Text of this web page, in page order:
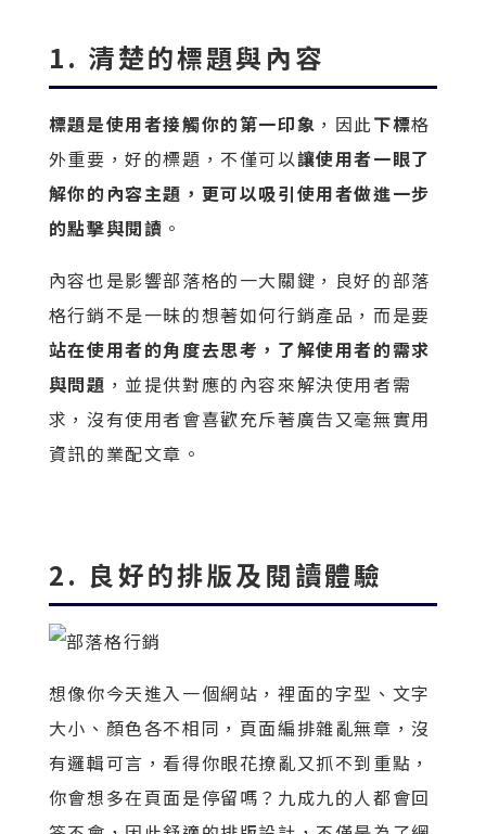
1. 清楚的標題與內容
標題是使用者接觸你的第一印象 ，因此下標格
外重要，好的標題，不僅可以讓使用者一眼了
解你的內容主題，更可以吸引使用者做進一步
的點擊與閱讀 。
內容也是影響部落格的一大關鍵，良好的部落
格行銷不是一昧的想著如何行銷產品，而是要
站在使用者的角度去思考，了解使用者的需求
與問題 ，並提供對應的內容來解決使用者需
求，沒有使用者會喜歡充斥著廣告又毫無實用
資訊的業配文章。
2. 良好的排版及閱讀體驗
想像你今天進入一個網站，裡面的字型、文字
大小、顏色各不相同，頁面編排雜亂無章，沒
有邏輯可言，看得你眼花撩亂又抓不到重點，
你會想多在頁面是停留嗎？九成九的人都會回